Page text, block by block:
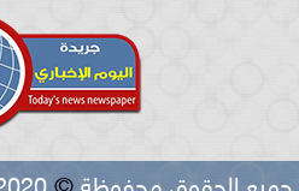
جميع الحقوق محفوظة©2020 - 2026 - اليوم الاخباري